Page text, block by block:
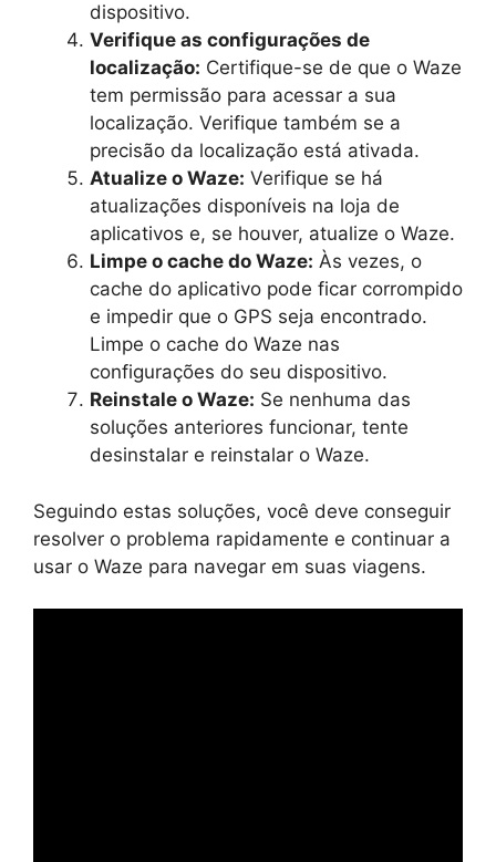
dispositivo.
Verifique as configurações de
localização: Certifique-se de que o Waze
tem permissão para acessar a sua
localização. Verifique também se a
precisão da localização está ativada.
Atualize o Waze: Verifique se há
atualizações disponíveis na loja de
aplicativos e, se houver, atualize o Waze.
Limpe o cache do Waze: Às vezes, o
cache do aplicativo pode ficar corrompido
e impedir que o GPS seja encontrado.
Limpe o cache do Waze nas
configurações do seu dispositivo.
Reinstale o Waze: Se nenhuma das
soluções anteriores funcionar, tente
desinstalar e reinstalar o Waze.
Seguindo estas soluções, você deve conseguir
resolver o problema rapidamente e continuar a
usar o Waze para navegar em suas viagens.